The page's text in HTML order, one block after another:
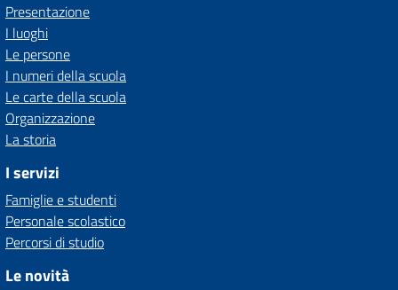
Presentazione
I luoghi
Le persone
I numeri della scuola
Le carte della scuola
Organizzazione
La storia
I servizi
Famiglie e studenti
Personale scolastico
Percorsi di studio
Le novità